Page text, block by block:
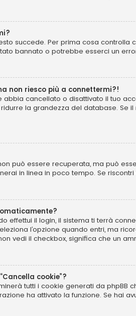
succede. Per prima cosa
bannato o potrebbe esserci un
non riesco più a connettermi?!
abbia cancellato o disattivato il tuo
la grandezza del database. Se
può essere recuperata, ma può
in linea in poco tempo. Se
effettui il login, il sistema ti terrà
l’opzione quando entri, ma
vedi il checkbox, significa che un
cookie”?
tutti i cookie generati da
ha attivato la funzione. Se